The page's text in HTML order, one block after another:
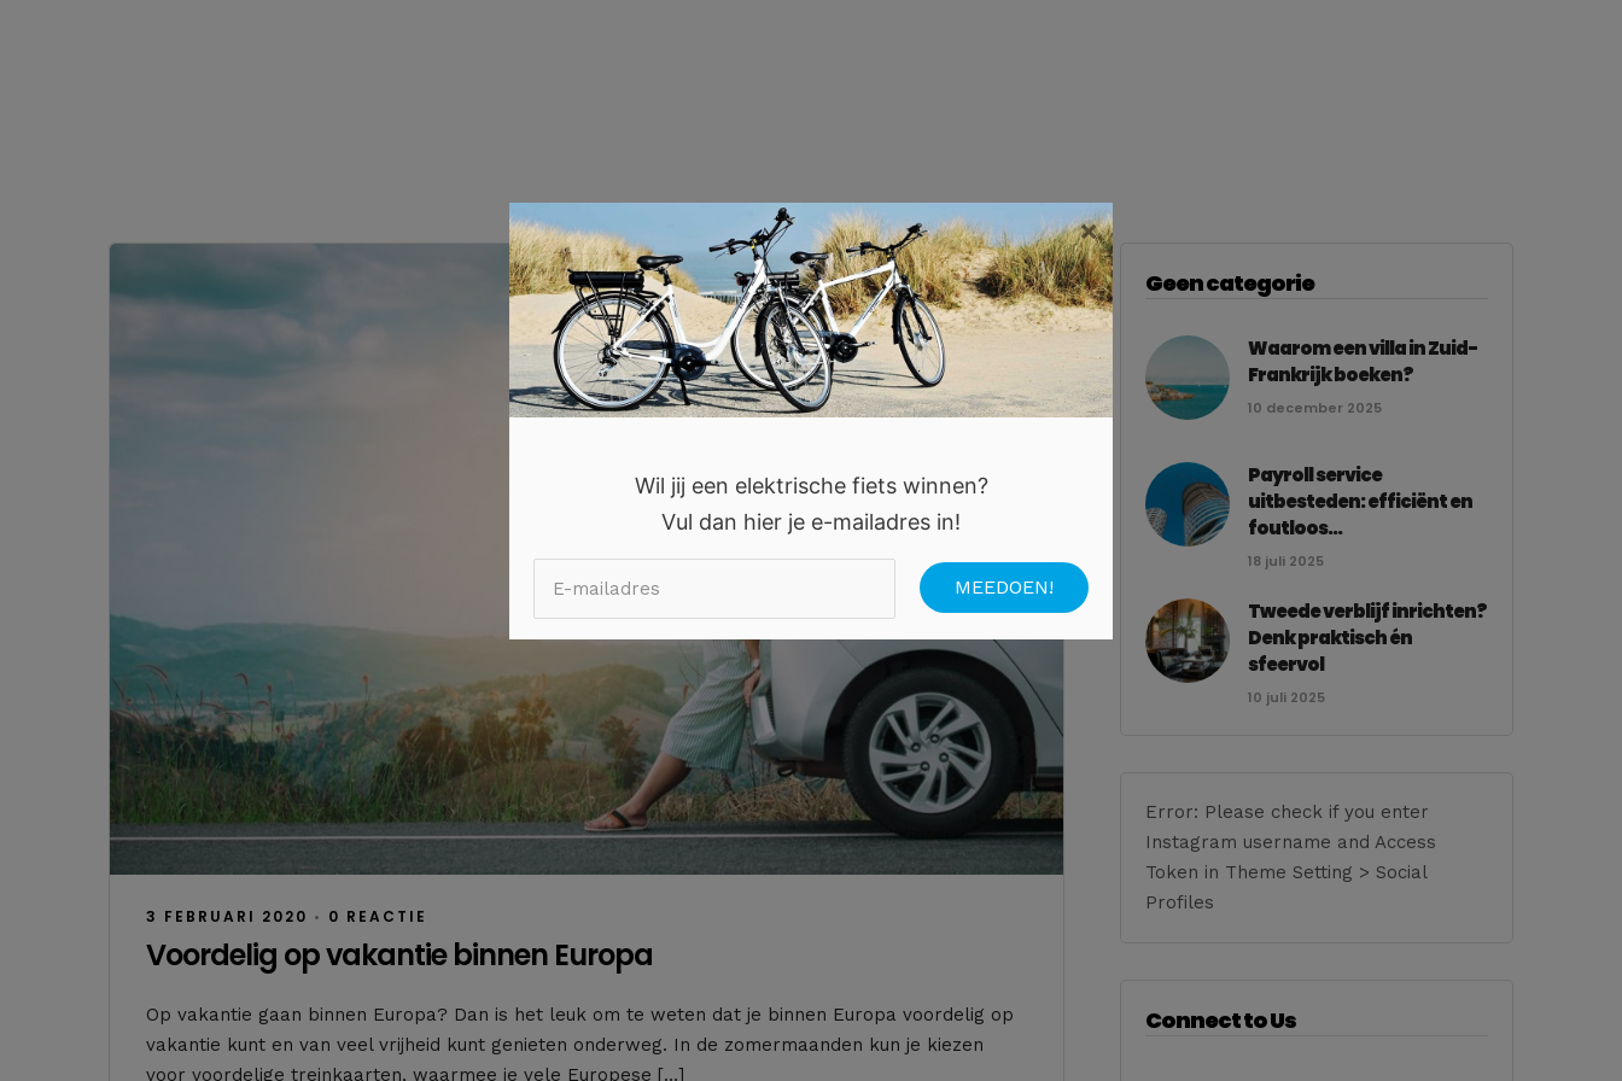
3 FEBRUARI 2020 • 0 REACTIE
Voordelig op vakantie binnen Europa
Op vakantie gaan binnen Europa? Dan is het leuk om te weten dat je binnen Europa voordelig op
vakantie kunt en van veel vrijheid kunt genieten onderweg. In de zomermaanden kun je kiezen
voor voordelige treinkaarten, waarmee je vele Europese […]
Geen categorie
Waarom een villa in Zuid-
Frankrijk boeken?
10 december 2025
Payroll service
uitbesteden: efficiënt en
foutloos...
18 juli 2025
Tweede verblijf inrichten?
Denk praktisch én
sfeervol
10 juli 2025
Error: Please check if you enter
Instagram username and Access
Token in Theme Setting > Social
Profiles
Connect to Us
Wil jij een elektrische fiets winnen?
Vul dan hier je e-mailadres in!
×